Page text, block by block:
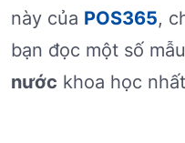
này của POS365,
bạn đọc một số mẫu
nước khoa học